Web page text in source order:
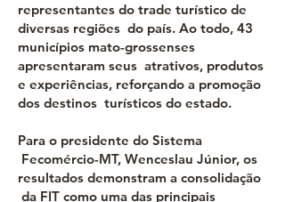
representantes do trade turístico de
diversas regiões do país. Ao todo, 43
municípios mato-grossenses
apresentaram seus atrativos, produtos
e experiências, reforçando a promoção
dos destinos turísticos do estado.
Para o presidente do Sistema
Fecomércio-MT, Wenceslau Júnior, os
resultados demonstram a consolidação
da FIT como uma das principais